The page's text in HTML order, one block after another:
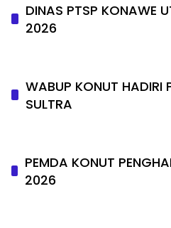
DINAS PTSP KONAWE
2026
WABUP KONUT HADIRI
SULTRA
PEMDA KONUT
2026